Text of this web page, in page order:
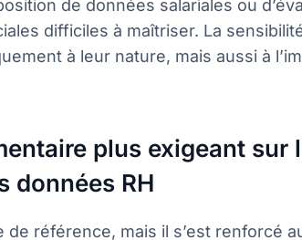
de données salariales ou
difficiles à maîtriser. La
à leur nature, mais aussi à
plus exigeant sur
données RH
de référence, mais il s’est renforcé